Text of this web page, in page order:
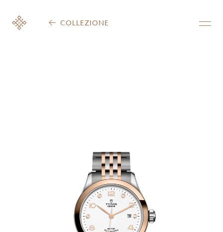
COLLEZIONE